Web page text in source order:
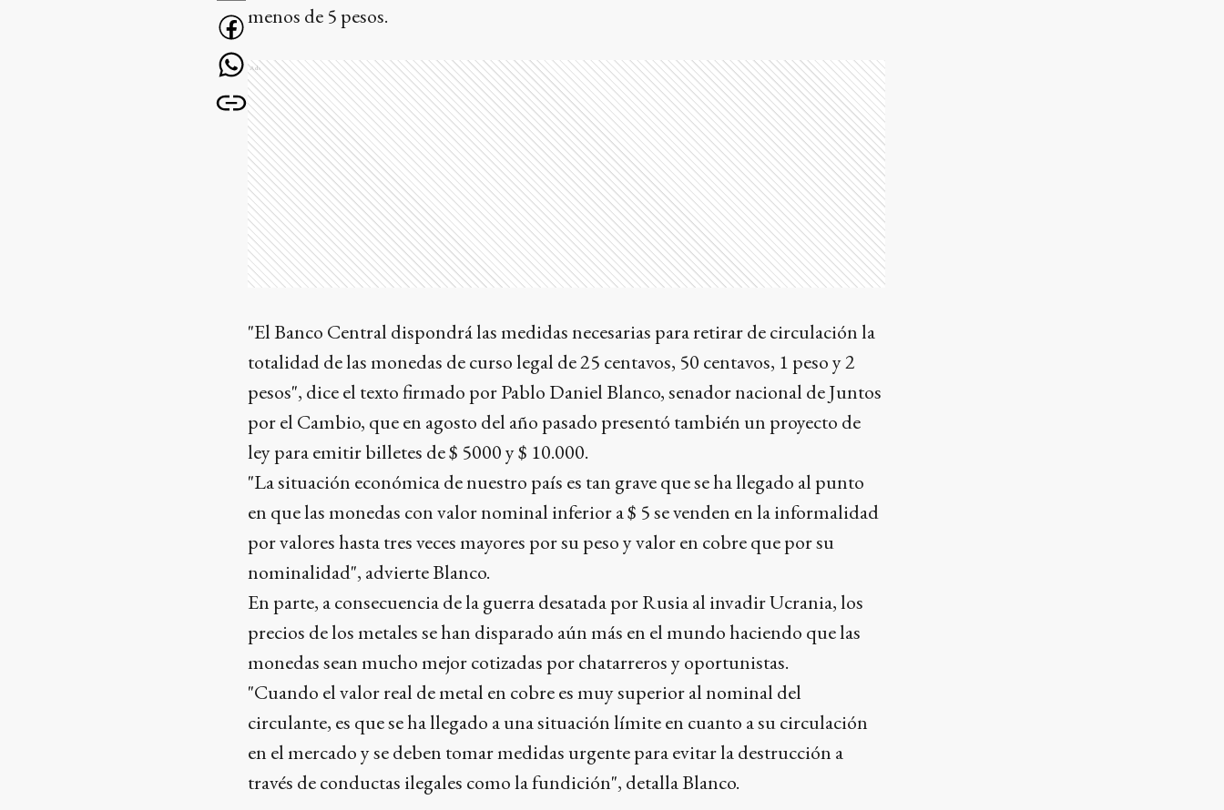
menos de 5 pesos.
Ads
"El Banco Central dispondrá las medidas necesarias para retirar de circulación la
totalidad de las monedas de curso legal de 25 centavos, 50 centavos, 1 peso y 2
pesos", dice el texto firmado por Pablo Daniel Blanco, senador nacional de Juntos
por el Cambio, que en agosto del año pasado presentó también un proyecto de
ley para emitir billetes de $ 5000 y $ 10.000.
"La situación económica de nuestro país es tan grave que se ha llegado al punto
en que las monedas con valor nominal inferior a $ 5 se venden en la informalidad
por valores hasta tres veces mayores por su peso y valor en cobre que por su
nominalidad", advierte Blanco.
En parte, a consecuencia de la guerra desatada por Rusia al invadir Ucrania, los
precios de los metales se han disparado aún más en el mundo haciendo que las
monedas sean mucho mejor cotizadas por chatarreros y oportunistas.
"Cuando el valor real de metal en cobre es muy superior al nominal del
circulante, es que se ha llegado a una situación límite en cuanto a su circulación
en el mercado y se deben tomar medidas urgente para evitar la destrucción a
través de conductas ilegales como la fundición", detalla Blanco.